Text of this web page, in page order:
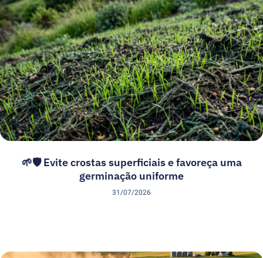
🌱🛡️ Evite crostas superficiais e favoreça uma
germinação uniforme
31/07/2026